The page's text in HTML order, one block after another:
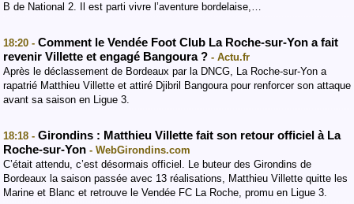
B de National 2. Il est parti vivre l’aventure bordelaise,…
18:20 - Comment le Vendée Foot Club La Roche-sur-Yon a fait
revenir Villette et engagé Bangoura ? - Actu.fr
Après le déclassement de Bordeaux par la DNCG, La Roche-sur-Yon a
rapatrié Matthieu Villette et attiré Djibril Bangoura pour renforcer son attaque
avant sa saison en Ligue 3.
18:18 - Girondins : Matthieu Villette fait son retour officiel à La
Roche-sur-Yon - WebGirondins.com
C’était attendu, c’est désormais officiel. Le buteur des Girondins de
Bordeaux la saison passée avec 13 réalisations, Matthieu Villette quitte les
Marine et Blanc et retrouve le Vendée FC La Roche, promu en Ligue 3.